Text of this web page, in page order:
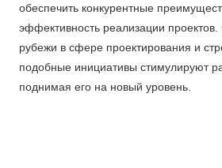
обеспечить конкурентные
эффективность реализации
рубежи в сфере проектирования и
подобные инициативы стимулируют
поднимая его на новый уровень.